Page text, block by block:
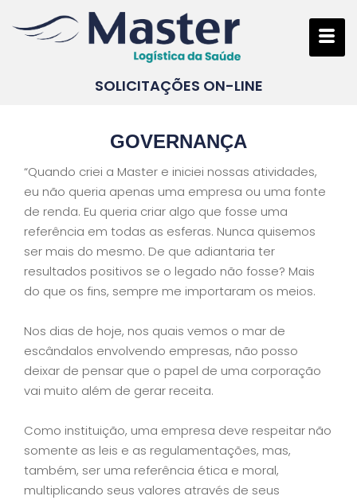
SOLICITAÇÕES ON-LINE
GOVERNANÇA
“Quando criei a Master e iniciei nossas atividades,
eu não queria apenas uma empresa ou uma fonte
de renda. Eu queria criar algo que fosse uma
referência em todas as esferas. Nunca quisemos
ser mais do mesmo. De que adiantaria ter
resultados positivos se o legado não fosse? Mais
do que os fins, sempre me importaram os meios.
Nos dias de hoje, nos quais vemos o mar de
escândalos envolvendo empresas, não posso
deixar de pensar que o papel de uma corporação
vai muito além de gerar receita.
Como instituição, uma empresa deve respeitar não
somente as leis e as regulamentações, mas,
também, ser uma referência ética e moral,
multiplicando seus valores através de seus